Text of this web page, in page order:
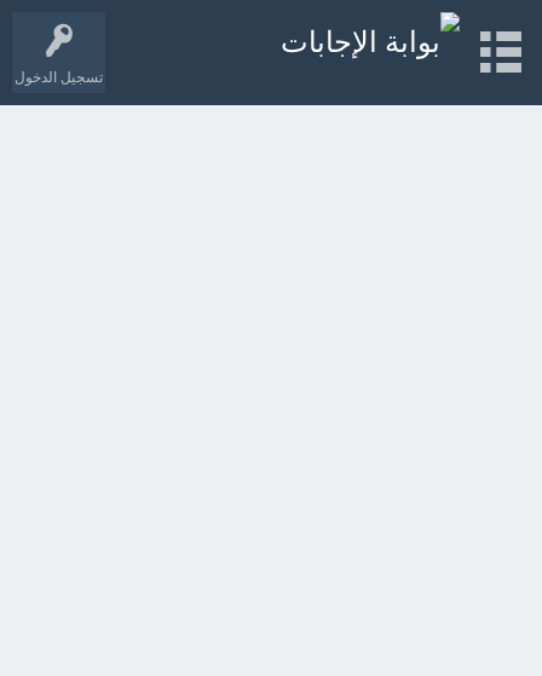
تسجيل الدخول